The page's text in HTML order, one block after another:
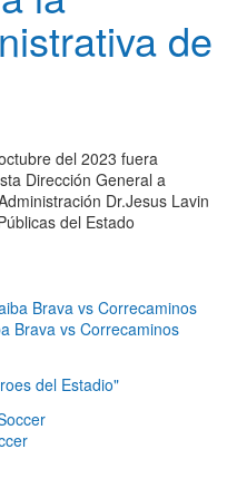
de
del 2023 fuera
Dirección General a
Dr.Jesus Lavin
del Estado
Brava vs Correcaminos
del Estadio"